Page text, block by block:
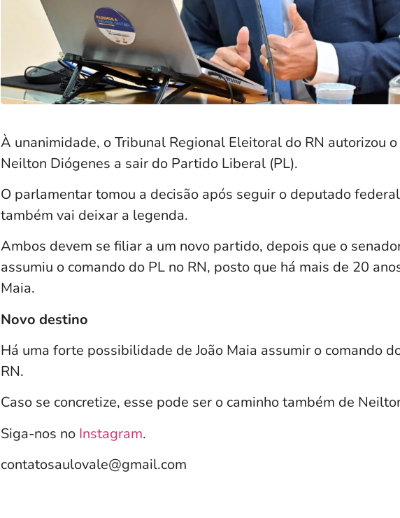
À unanimidade, o Tribunal Regional Eleitoral do RN autorizou
Neilton Diógenes a sair do Partido Liberal (PL).
O parlamentar tomou a decisão após seguir o deputado
também vai deixar a legenda.
Ambos devem se filiar a um novo partido, depois que o
assumiu o comando do PL no RN, posto que há mais de 20
Maia.
Novo destino
Há uma forte possibilidade de João Maia assumir o comando
RN.
Caso se concretize, esse pode ser o caminho também de
Siga-nos no Instagram.
contatosaulovale@gmail.com